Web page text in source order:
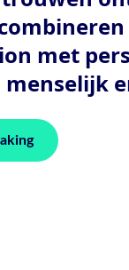
met